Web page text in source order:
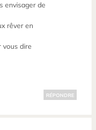
envisager de
rêver en
vous dire
RÉPONDRE